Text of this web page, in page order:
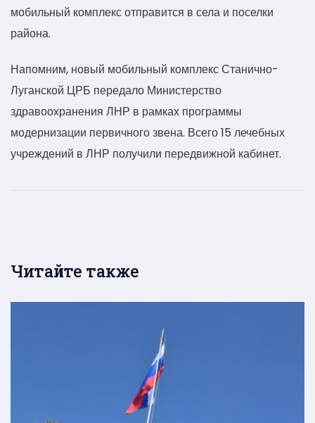
мобильный комплекс отправится в села и поселки
района.
Напомним, новый мобильный комплекс Станично-
Луганской ЦРБ передало Министерство
здравоохранения ЛНР в рамках программы
модернизации первичного звена. Всего 15 лечебных
учреждений в ЛНР получили передвижной кабинет.
Читайте также